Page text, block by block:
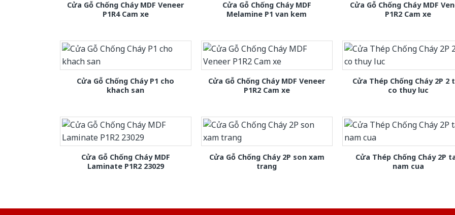
Cửa Gỗ Chống Cháy MDF Veneer
P1R4 Cam xe
Cửa Gỗ Chống Cháy MDF
Melamine P1 van kem
Cửa Gỗ Chống Cháy MDF
P1R2 Cam xe
Cửa Gỗ Chống Cháy P1 cho
khach san
Cửa Gỗ Chống Cháy MDF Veneer
P1R2 Cam xe
Cửa Thép Chống Cháy 2P 2
co thuy luc
Cửa Gỗ Chống Cháy MDF
Laminate P1R2 23029
Cửa Gỗ Chống Cháy 2P son xam
trang
Cửa Thép Chống Cháy 2P
nam cua